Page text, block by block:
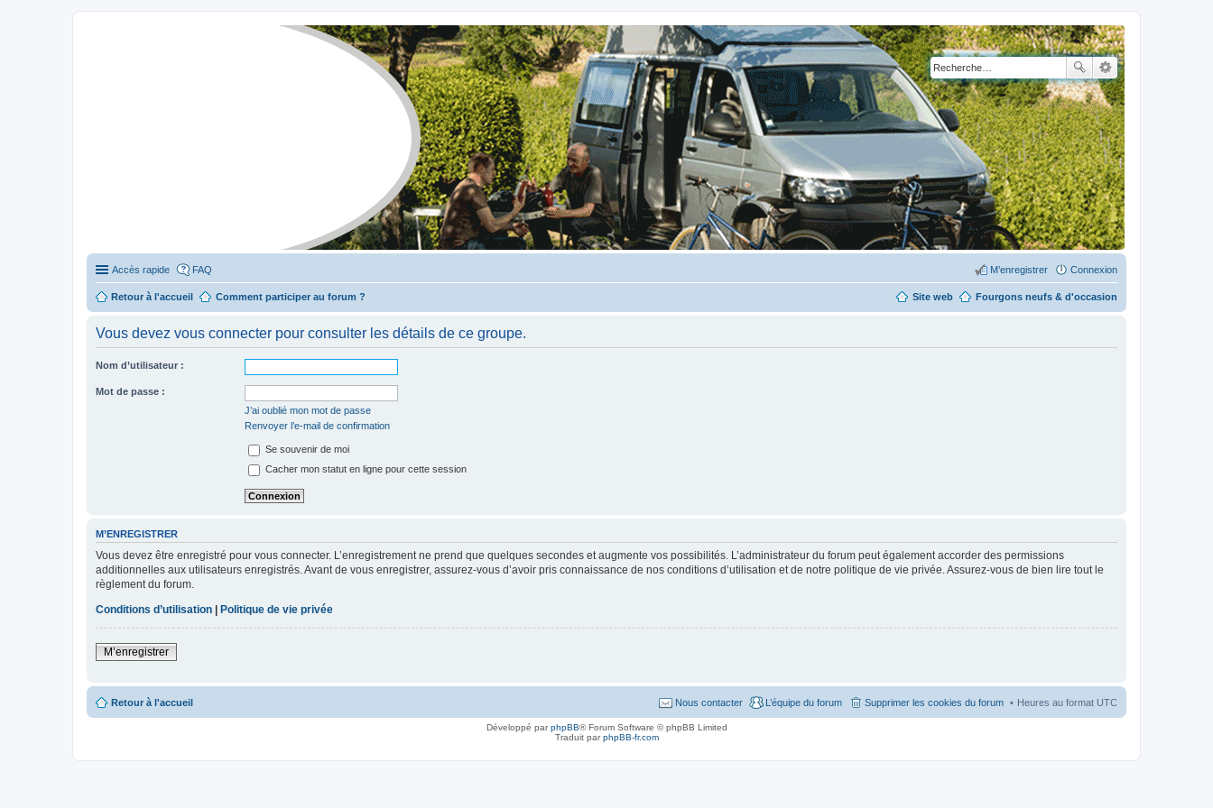
Stylevan - Vans aménagés
Accès rapide FAQ Connexion
M’enregistrer
Retour à l'accueil Comment participer au forum ? Fourgons neufs & d'occasion
Site web
Vous devez vous connecter pour consulter les détails de ce groupe.
Nom d’utilisateur :
Mot de passe :
J’ai oublié mon mot de passe
Renvoyer l’e-mail de confirmation
Se souvenir de moi
Cacher mon statut en ligne pour cette session
M’ENREGISTRER
Vous devez être enregistré pour vous connecter. L’enregistrement ne prend que quelques secondes et augmente vos possibilités. L’administrateur du forum peut également accorder des permissions
additionnelles aux utilisateurs enregistrés. Avant de vous enregistrer, assurez-vous d’avoir pris connaissance de nos conditions d’utilisation et de notre politique de vie privée. Assurez-vous de bien lire tout le
règlement du forum.
Conditions d’utilisation | Politique de vie privée
M’enregistrer
Retour à l'accueil Heures au format UTC
Supprimer les cookies du forum
L’équipe du forum
Nous contacter
Développé parphpBB® Forum Software © phpBB Limited
Traduit parphpBB-fr.com